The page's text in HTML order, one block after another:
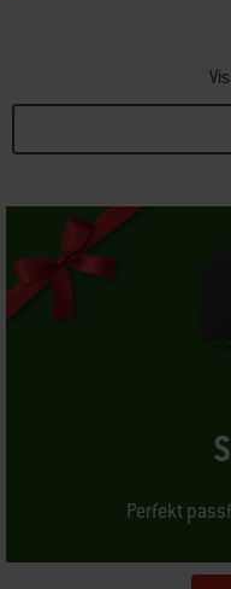
Perfekt